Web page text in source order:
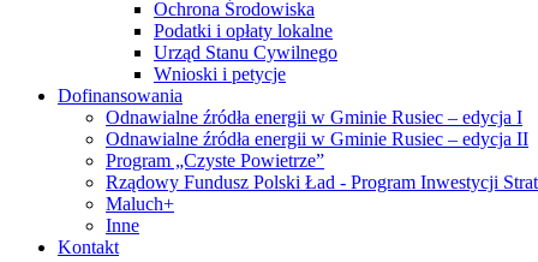
Ochrona Środowiska
Podatki i opłaty lokalne
Urząd Stanu Cywilnego
Wnioski i petycje
Dofinansowania
Odnawialne źródła energii w Gminie Rusiec – edycja I
Odnawialne źródła energii w Gminie Rusiec – edycja II
Program „Czyste Powietrze”
Rządowy Fundusz Polski Ład - Program Inwestycji
Maluch+
Inne
Kontakt